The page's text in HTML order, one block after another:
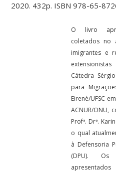
2020. 432p. ISBN 978-65-
O livro
coletados no
imigrantes e
Cátedra
para
Eirenè/UFSC
ACNUR/ONU,
Profª. Drª.
o qual
à Defensoria
(DPU).